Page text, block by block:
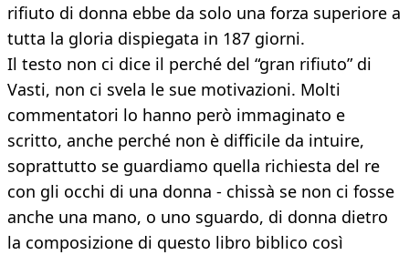
rifiuto di donna ebbe da solo una forza superiore a
tutta la gloria dispiegata in 187 giorni.
Il testo non ci dice il perché del “gran rifiuto” di
Vasti, non ci svela le sue motivazioni. Molti
commentatori lo hanno però immaginato e
scritto, anche perché non è difficile da intuire,
soprattutto se guardiamo quella richiesta del re
con gli occhi di una donna - chissà se non ci fosse
anche una mano, o uno sguardo, di donna dietro
la composizione di questo libro biblico così